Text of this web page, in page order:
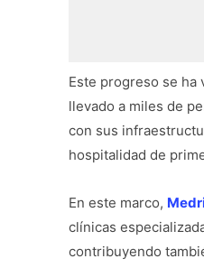
Este progreso se
llevado a miles de
con sus
hospitalidad de
En este marco,
clínicas
contribuyendo